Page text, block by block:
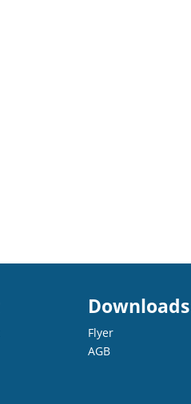
Downloads
Flyer
AGB